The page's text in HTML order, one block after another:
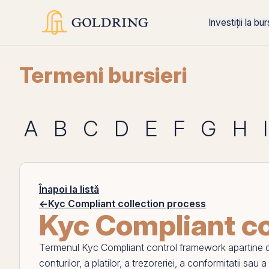
Investiții la
Termeni bursieri
A B C D E F G H I
Înapoi la listă
←Kyc Compliant collection process
Kyc Compliant
Termenul Kyc Compliant control framework apartine
conturilor, a platilor, a trezoreriei, a conformitatii sau